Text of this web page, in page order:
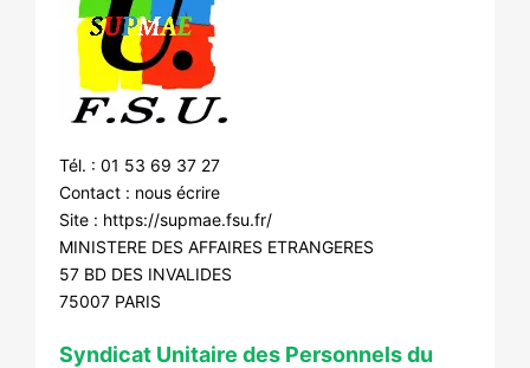
Tél. : 01 53 69 37 27
Contact : nous écrire
Site : https://supmae.fsu.fr/
MINISTERE DES AFFAIRES ETRANGERES
57 BD DES INVALIDES
75007 PARIS
Syndicat Unitaire des Personnels du